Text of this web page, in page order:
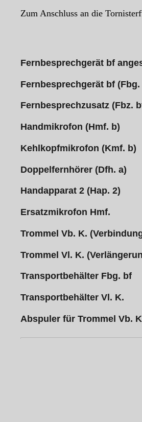
Zum Anschluss an die
Fernbesprechgerät bf
Fernbesprechgerät bf (Fbg.
Fernbesprechzusatz (Fbz.
Handmikrofon (Hmf. b)
Kehlkopfmikrofon (Kmf. b)
Doppelfernhörer (Dfh. a)
Handapparat 2 (Hap. 2)
Ersatzmikrofon Hmf.
Trommel Vb. K.
Trommel Vl. K.
Transportbehälter Fbg. bf
Transportbehälter Vl. K.
Abspuler für Trommel Vb.